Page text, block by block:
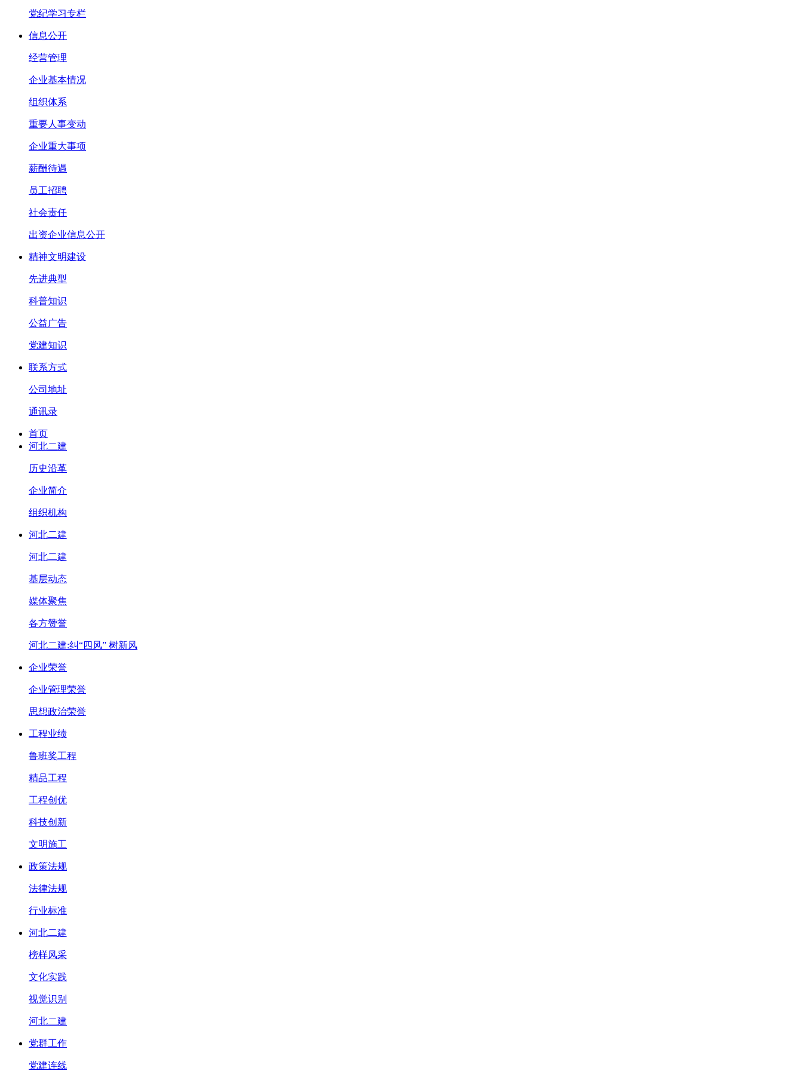
党纪学习专栏
信息公开
经营管理
企业基本情况
组织体系
重要人事变动
企业重大事项
薪酬待遇
员工招聘
社会责任
出资企业信息公开
精神文明建设
先进典型
科普知识
公益广告
党建知识
联系方式
公司地址
通讯录
首页
河北二建
历史沿革
企业简介
组织机构
河北二建
河北二建
基层动态
媒体聚焦
各方赞誉
河北二建:纠“四风” 树新风
企业荣誉
企业管理荣誉
思想政治荣誉
工程业绩
鲁班奖工程
精品工程
工程创优
科技创新
文明施工
政策法规
法律法规
行业标准
河北二建
榜样风采
文化实践
视觉识别
河北二建
党群工作
党建连线